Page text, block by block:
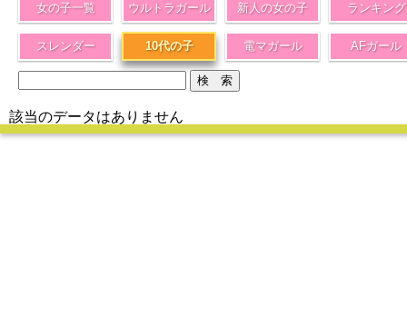
女の子一覧 ウルトラガール 新人の女の子 ランキング
スレンダー 10代の子 電マガール AFガール
該当のデータはありません